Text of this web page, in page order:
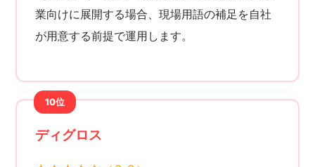
業向けに展開する場合、現場用語の補足を自社
が用意する前提で運用します。
10位
ディグロス